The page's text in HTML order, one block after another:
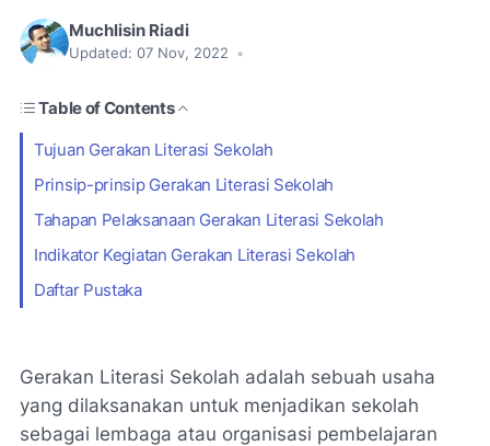
Muchlisin Riadi
Updated: 07 Nov, 2022 •
Table of Contents
Tujuan Gerakan Literasi Sekolah
Prinsip-prinsip Gerakan Literasi Sekolah
Tahapan Pelaksanaan Gerakan Literasi Sekolah
Indikator Kegiatan Gerakan Literasi Sekolah
Daftar Pustaka
Gerakan Literasi Sekolah adalah sebuah usaha
yang dilaksanakan untuk menjadikan sekolah
sebagai lembaga atau organisasi pembelajaran